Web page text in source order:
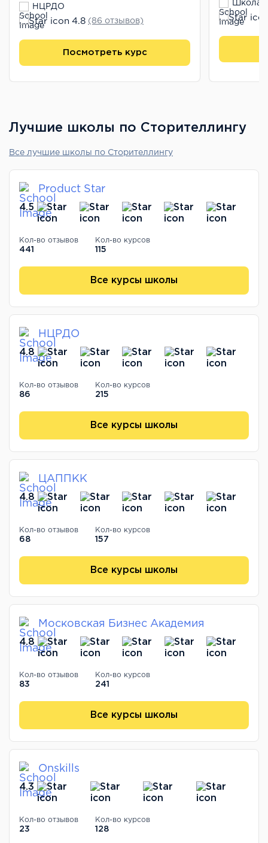
НЦРДО
4.8 (86 отзывов)
Посмотреть курс
Лучшие школы по Сторителлингу
Все лучшие школы по Сторителлингу
Product Star
4.5
Кол-во отзывов
441
Кол-во курсов
115
Все курсы школы
НЦРДО
4.8
Кол-во отзывов
86
Кол-во курсов
215
Все курсы школы
ЦАППКК
4.8
Кол-во отзывов
68
Кол-во курсов
157
Все курсы школы
Московская Бизнес Академия
4.8
Кол-во отзывов
83
Кол-во курсов
241
Все курсы школы
Onskills
4.3
Кол-во отзывов
23
Кол-во курсов
128